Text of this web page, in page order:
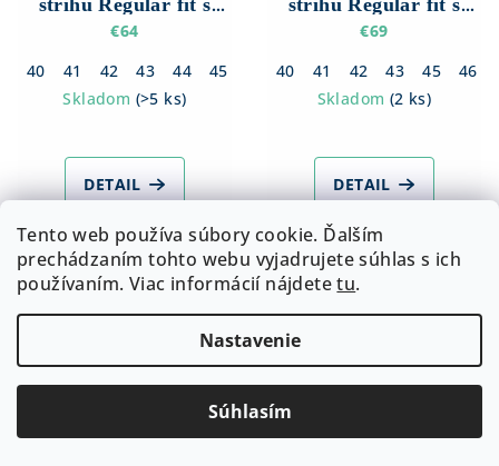
Tento web používa súbory cookie. Ďalším
prechádzaním tohto webu vyjadrujete súhlas s ich
používaním. Viac informácií nájdetetu.
Nastavenie
Súhlasím
strihu Regular fit s
Dlhým rukávom
€64
40
41 42 43 44 45
47
Skladom (>5 ks)
DETAIL
strihu Regular fit s
Dlhým rukávom
€69
40
41 42 43 45
46
Skladom (2 ks)
DETAIL